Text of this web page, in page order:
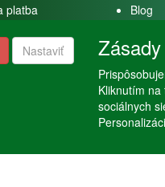
platba
podmienky
poriadok
Blog
Nastaviť
Kliknutím
sociálnych